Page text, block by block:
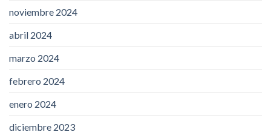
noviembre 2024
abril 2024
marzo 2024
febrero 2024
enero 2024
diciembre 2023